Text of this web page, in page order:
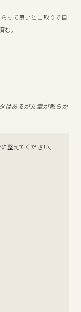
って良いとこ取りで自
。
はあるが文章が散らか
整えてください。